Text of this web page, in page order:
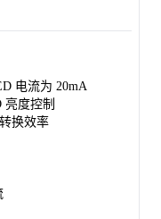
电流为 20mA
亮度控制
换效率